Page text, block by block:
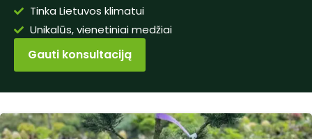
Tinka Lietuvos klimatui
Unikalūs, vienetiniai medžiai
Gauti konsultaciją